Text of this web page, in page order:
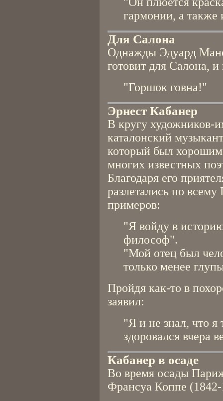
гармонии, а также
Для Салона
Однажды Эдуард
готовит для Салона,
"Горшок говна!"
Эрнест Кабанер
В кругу художников-
каталонский
который был
многих известных
Благодаря его
разлетались по
примеров:
"Я войду в
философ".
"Мой отец был
только менее
Пройдя как-то в
заявил:
"Я и не знал, что я
здоровался вчера
Кабанер в осаде
Во время осады
Франсуа Коппе